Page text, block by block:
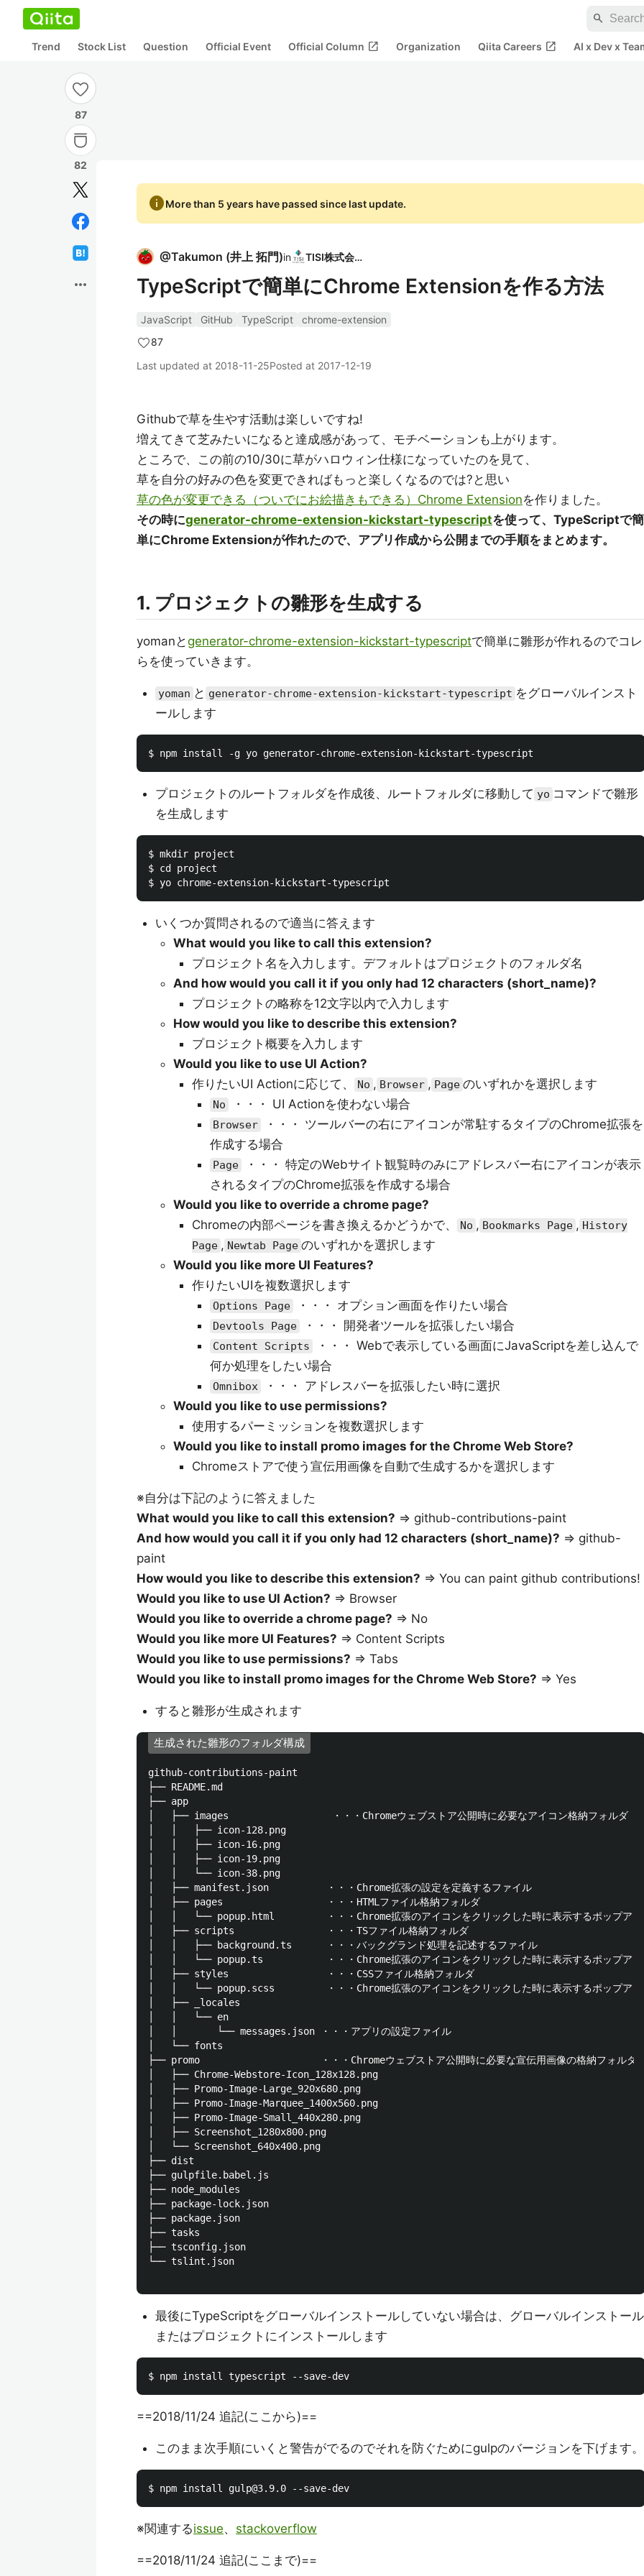
search
Trend Stock List Question Official Event Official Column open_in_new Organization Qiita Careers open_in_new AI x Dev x
87
82
more_horiz
infoMore than 5 years have passed since last update.
@Takumon (井上 拓門)in TISI株式会社
TypeScriptで簡単にChrome Extensionを作る方法
JavaScript GitHub TypeScript
chrome-extension
87
Last updated at 2018-11-25Posted at 2017-12-19
Githubで草を生やす活動は楽しいですね!
増えてきて芝みたいになると達成感があって、モチベーションも上がります。
ところで、この前の10/30に草がハロウィン仕様になっていたのを見て、
草を自分の好みの色を変更できればもっと楽しくなるのでは?と思い
草の色が変更できる（ついでにお絵描きもできる）Chrome Extensionを作りました。
その時にgenerator-chrome-extension-kickstart-typescriptを使って、TypeScriptで簡
単にChrome Extensionが作れたので、アプリ作成から公開までの手順をまとめます。
1. プロジェクトの雛形を生成する
yomanとgenerator-chrome-extension-kickstart-typescriptで簡単に雛形が作れるのでコレ
らを使っていきます。
yoman と generator-chrome-extension-kickstart-typescript をグローバルインスト
ールします
プロジェクトのルートフォルダを作成後、ルートフォルダに移動して yo コマンドで雛形
を生成します
$ mkdir project
$ cd project
いくつか質問されるので適当に答えます
What would you like to call this extension?
プロジェクト名を入力します。デフォルトはプロジェクトのフォルダ名
And how would you call it if you only had 12 characters (short_name)?
プロジェクトの略称を12文字以内で入力します
How would you like to describe this extension?
プロジェクト概要を入力します
Would you like to use UI Action?
作りたいUI Actionに応じて、
No , Browser , Page のいずれかを選択します
No ・・・ UI Actionを使わない場合
Browser
・・・ ツールバーの右にアイコンが常駐するタイプのChrome拡張を
作成する場合
Page
・・・ 特定のWebサイト観覧時のみにアドレスバー右にアイコンが表示
されるタイプのChrome拡張を作成する場合
Would you like to override a chrome page?
Chromeの内部ページを書き換えるかどうかで、
No , Bookmarks Page , History
Page , Newtab Page のいずれかを選択します
Would you like more UI Features?
作りたいUIを複数選択します
Options Page ・・・ オプション画面を作りたい場合
Devtools Page ・・・ 開発者ツールを拡張したい場合
Content Scripts
・・・ Webで表示している画面にJavaScriptを差し込んで
何か処理をしたい場合
Omnibox
・・・ アドレスバーを拡張したい時に選択
Would you like to use permissions?
使用するパーミッションを複数選択します
Would you like to install promo images for the Chrome Web Store?
Chromeストアで使う宣伝用画像を自動で生成するかを選択します
※自分は下記のように答えました
What would you like to call this extension? => github-contributions-paint
And how would you call it if you only had 12 characters (short_name)? => github-
paint
How would you like to describe this extension? => You can paint github contributions!
Would you like to use UI Action? => Browser
Would you like to override a chrome page? => No
Would you like more UI Features? => Content Scripts
Would you like to use permissions? => Tabs
Would you like to install promo images for the Chrome Web Store? => Yes
すると雛形が生成されます
生成された雛形のフォルダ構成
github-contributions-paint
├── README.md
├── app
│   ├── images       　　　    　・・・Chromeウェブストア公開時に必要なアイコン格納フォルダ
│   │   ├── icon-128.png
│   │   ├── icon-16.png
│   │   ├── icon-19.png
│   │   └── icon-38.png
│   ├── manifest.json          ・・・Chrome拡張の設定を定義するファイル
│   ├── pages                  ・・・HTMLファイル格納フォルダ
│   │   └── popup.html         ・・・Chrome拡張のアイコンをクリックした時に表示するポップアッ
│   ├── scripts                ・・・TSファイル格納フォルダ
│   │   ├── background.ts      ・・・バックグランド処理を記述するファイル
│   │   └── popup.ts           ・・・Chrome拡張のアイコンをクリックした時に表示するポップアッ
│   ├── styles                 ・・・CSSファイル格納フォルダ
│   │   └── popup.scss         ・・・Chrome拡張のアイコンをクリックした時に表示するポップアッ
│   ├── _locales
│   │   └── en
│   │       └── messages.json ・・・アプリの設定ファイル
│   └── fonts
├── promo                     ・・・Chromeウェブストア公開時に必要な宣伝用画像の格納フォルダ
│   ├── Chrome-Webstore-Icon_128x128.png
│   ├── Promo-Image-Large_920x680.png
│   ├── Promo-Image-Marquee_1400x560.png
│   ├── Promo-Image-Small_440x280.png
│   ├── Screenshot_1280x800.png
│   └── Screenshot_640x400.png
├── dist
├── gulpfile.babel.js
├── node_modules
├── package-lock.json
├── package.json
├── tasks
├── tsconfig.json
└── tslint.json
最後にTypeScriptをグローバルインストールしていない場合は、グローバルインストール
またはプロジェクトにインストールします
==2018/11/24 追記(ここから)==
このまま次手順にいくと警告がでるのでそれを防ぐためにgulpのバージョンを下げます。
※関連するissue、 stackoverflow
==2018/11/24 追記(ここまで)==